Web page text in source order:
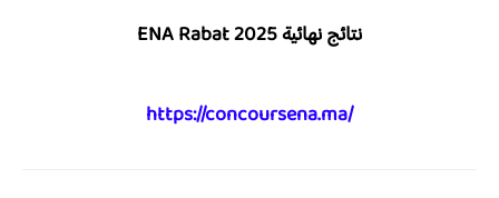
نتائج نهائيةENA Rabat 2025
https://concoursena.ma/